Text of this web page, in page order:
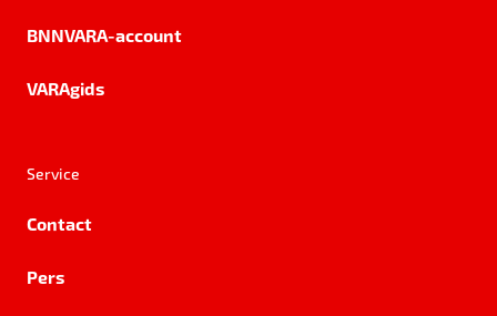
BNNVARA-account
VARAgids
Service
Contact
Pers